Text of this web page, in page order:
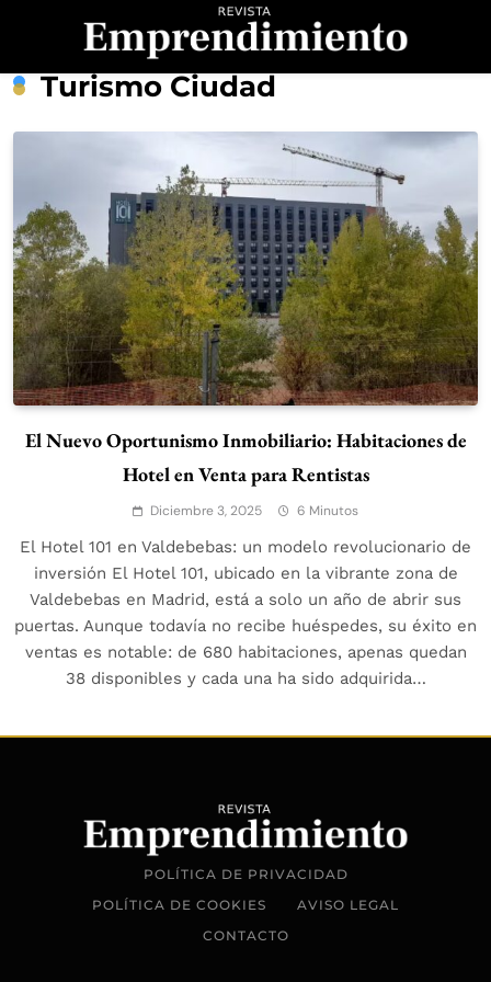
Revista
Emprendimiento
Turismo Ciudad
El Nuevo Oportunismo Inmobiliario: Habitaciones de
Hotel en Venta para Rentistas
Diciembre 3, 2025 6 Minutos
El Hotel 101 en Valdebebas: un modelo revolucionario de
inversión El Hotel 101, ubicado en la vibrante zona de
Valdebebas en Madrid, está a solo un año de abrir sus
puertas. Aunque todavía no recibe huéspedes, su éxito en
ventas es notable: de 680 habitaciones, apenas quedan
38 disponibles y cada una ha sido adquirida…
POLÍTICA DE PRIVACIDAD
POLÍTICA DE COOKIES
AVISO LEGAL
CONTACTO